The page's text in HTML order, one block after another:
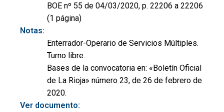
BOE nº 55 de 04/03/2020, p. 22206 a 22206
(1 página)
Notas:
Enterrador-Operario de Servicios Múltiples.
Turno libre.
Bases de la convocatoria en: «Boletín Oficial
de La Rioja» número 23, de 26 de febrero de
2020.
Ver documento: